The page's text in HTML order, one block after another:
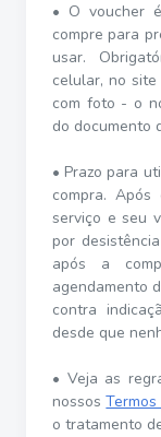
• O voucher
compre para
usar.
celular, no
com foto - o
do documento
• Prazo para
compra.
serviço e seu
por
após a
agendamento
contra
desde que
• Veja as
nossos
o tratamento